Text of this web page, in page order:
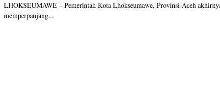
LHOKSEUMAWE – Pemerintah Kota Lhokseumawe, Provinsi Aceh
memperpanjang...